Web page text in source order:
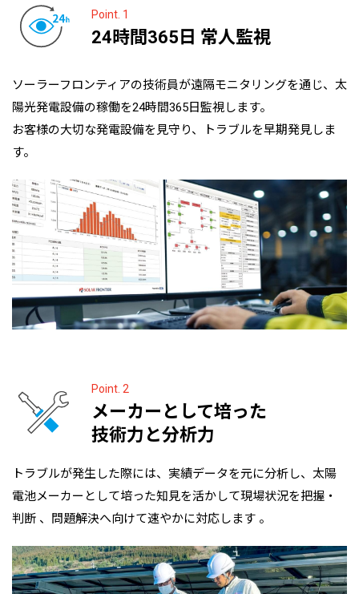
Point. 1
24時間365日 常人監視
ソーラーフロンティアの技術員が遠隔モニタリングを通じ、太
陽光発電設備の稼働を24時間365日監視します。
お客様の大切な発電設備を見守り、トラブルを早期発見しま
す。
Point. 2
メーカーとして培った
技術力と分析力
トラブルが発生した際には、実績データを元に分析し、太陽
電池メーカーとして培った知見を活かして現場状況を把握・
判断 、問題解決へ向けて速やかに対応します 。